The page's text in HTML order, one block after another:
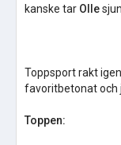
kanske tar Olle
Toppsport rakt
favoritbetonat och
Toppen: